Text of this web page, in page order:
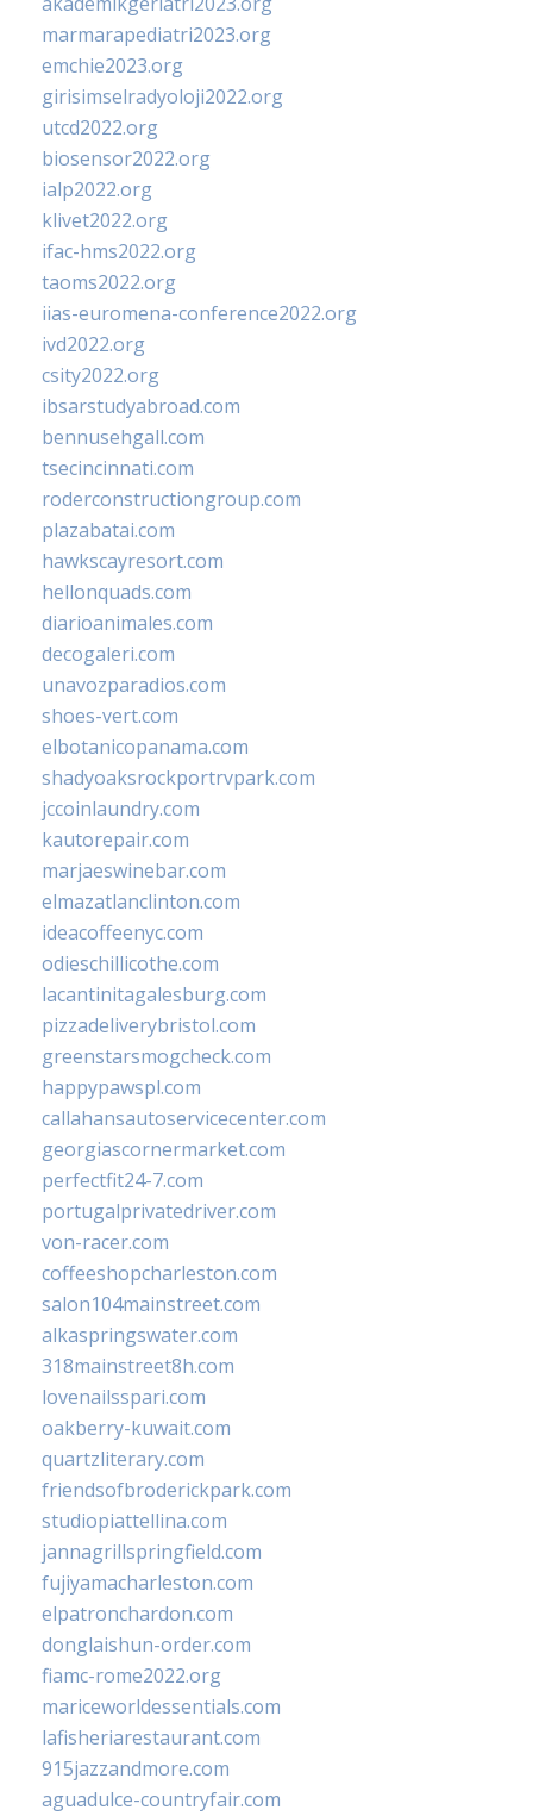
marmarapediatri2023.org
emchie2023.org
girisimselradyoloji2022.org
utcd2022.org
biosensor2022.org
ialp2022.org
klivet2022.org
ifac-hms2022.org
taoms2022.org
iias-euromena-conference2022.org
ivd2022.org
csity2022.org
ibsarstudyabroad.com
bennusehgall.com
tsecincinnati.com
roderconstructiongroup.com
plazabatai.com
hawkscayresort.com
hellonquads.com
diarioanimales.com
decogaleri.com
unavozparadios.com
shoes-vert.com
elbotanicopanama.com
shadyoaksrockportrvpark.com
jccoinlaundry.com
kautorepair.com
marjaeswinebar.com
elmazatlanclinton.com
ideacoffeenyc.com
odieschillicothe.com
lacantinitagalesburg.com
pizzadeliverybristol.com
greenstarsmogcheck.com
happypawspl.com
callahansautoservicecenter.com
georgiascornermarket.com
perfectfit24-7.com
portugalprivatedriver.com
von-racer.com
coffeeshopcharleston.com
salon104mainstreet.com
alkaspringswater.com
318mainstreet8h.com
lovenailsspari.com
oakberry-kuwait.com
quartzliterary.com
friendsofbroderickpark.com
studiopiattellina.com
jannagrillspringfield.com
fujiyamacharleston.com
elpatronchardon.com
donglaishun-order.com
fiamc-rome2022.org
mariceworldessentials.com
lafisheriarestaurant.com
915jazzandmore.com
aguadulce-countryfair.com